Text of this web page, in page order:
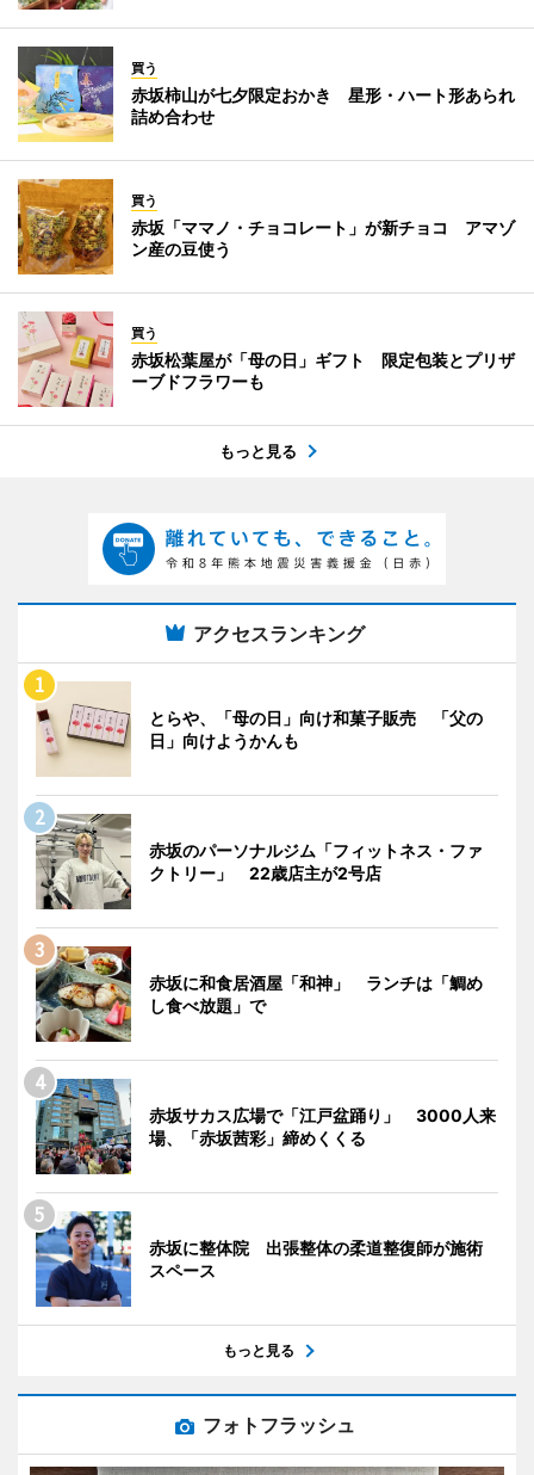
買う
赤坂柿山が七夕限定おかき 星形・ハート形あられ
詰め合わせ
買う
赤坂「ママノ・チョコレート」が新チョコ アマゾ
ン産の豆使う
買う
赤坂松葉屋が「母の日」ギフト 限定包装とプリザ
ーブドフラワーも
もっと見る
アクセスランキング
とらや、「母の日」向け和菓子販売 「父の
日」向けようかんも
赤坂のパーソナルジム「フィットネス・ファ
クトリー」 22歳店主が2号店
赤坂に和食居酒屋「和神」 ランチは「鯛め
し食べ放題」で
赤坂サカス広場で「江戸盆踊り」 3000人来
場、「赤坂茜彩」締めくくる
赤坂に整体院 出張整体の柔道整復師が施術
スペース
もっと見る
フォトフラッシュ